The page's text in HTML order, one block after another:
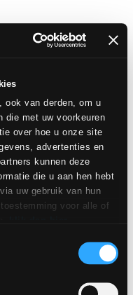
ook van derden, om u
die met uw voorkeuren
over hoe u onze site
advertenties en
kunnen deze
die u aan hen hebt
uw gebruik van hun
voor alle of
wilt, kunt